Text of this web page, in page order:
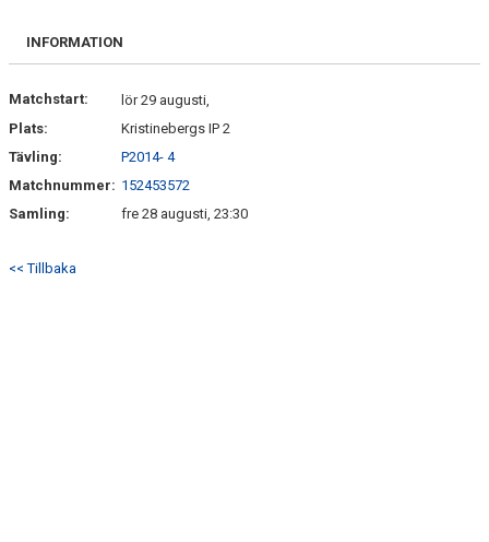
DOKUMENT
INFORMATION
Matchstart:
lör 29 augusti,
Plats:
Kristinebergs IP 2
Tävling:
P2014- 4
Matchnummer: 152453572
Samling:
fre 28 augusti, 23:30
<< Tillbaka